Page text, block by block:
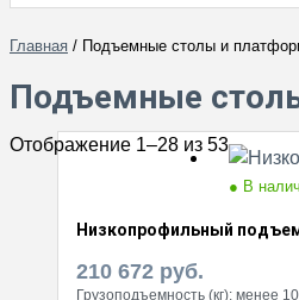
Главная / Подъемные столы и
Подъемные
Отображение 1–28 из 53
● В
Низкопрофильный
210 672 руб.
Грузоподъемность (кг): менее